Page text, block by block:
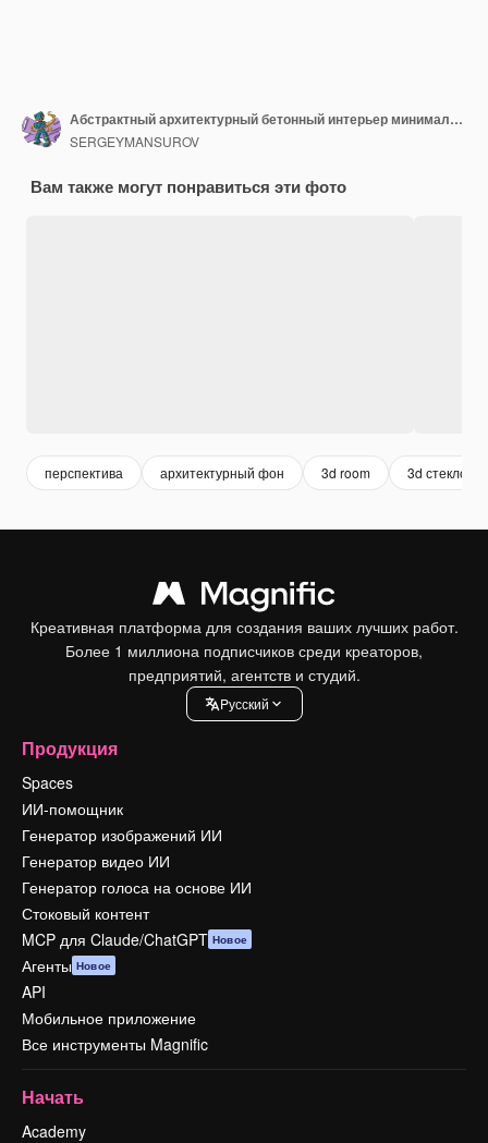
Абстрактный архитектурный бетонный интерьер минималистского дома с неоновым освещением 3D иллюстрация
SERGEYMANSUROV
Вам также могут понравиться эти фото
перспектива архитектурный фон 3d room 3d стекло
Креативная платформа для создания ваших лучших работ.
Более 1 миллиона подписчиков среди креаторов,
предприятий, агентств и студий.
Pусский
Продукция
Spaces
ИИ-помощник
Генератор изображений ИИ
Генератор видео ИИ
Генератор голоса на основе ИИ
Стоковый контент
MCP для Claude/ChatGPT Новое
Агенты Новое
API
Мобильное приложение
Все инструменты Magnific
Начать
Academy